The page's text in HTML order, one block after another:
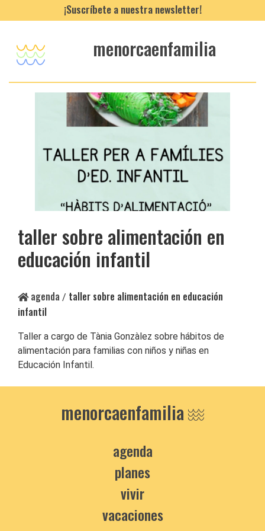
¡Suscríbete a nuestra newsletter!
menorcaenfamilia
taller sobre alimentación en
educación infantil
agenda / taller sobre alimentación en educación
infantil
Taller a cargo de Tània Gonzàlez sobre hábitos de
alimentación para familias con niños y niñas en
Educación Infantil.
menorcaenfamilia
agenda
planes
vivir
vacaciones